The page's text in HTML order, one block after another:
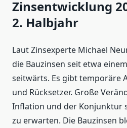
Zinsentwicklung
2. Halbjahr
Laut Zinsexperte Michael
die Bauzinsen seit etwa
seitwärts. Es gibt temporäre
und Rücksetzer. Große
Inflation und der Konjunktur
zu erwarten. Die Bauzinsen